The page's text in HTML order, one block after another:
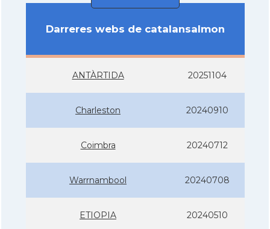
Darreres webs de catalansalmon
ANTÀRTIDA 20251104
Charleston 20240910
Coimbra 20240712
Warrnambool 20240708
ETIOPIA 20240510